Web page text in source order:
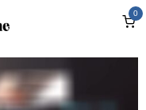
0